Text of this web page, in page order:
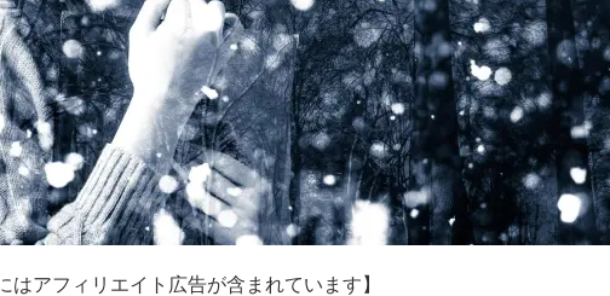
はアフィリエイト広告が含まれています】